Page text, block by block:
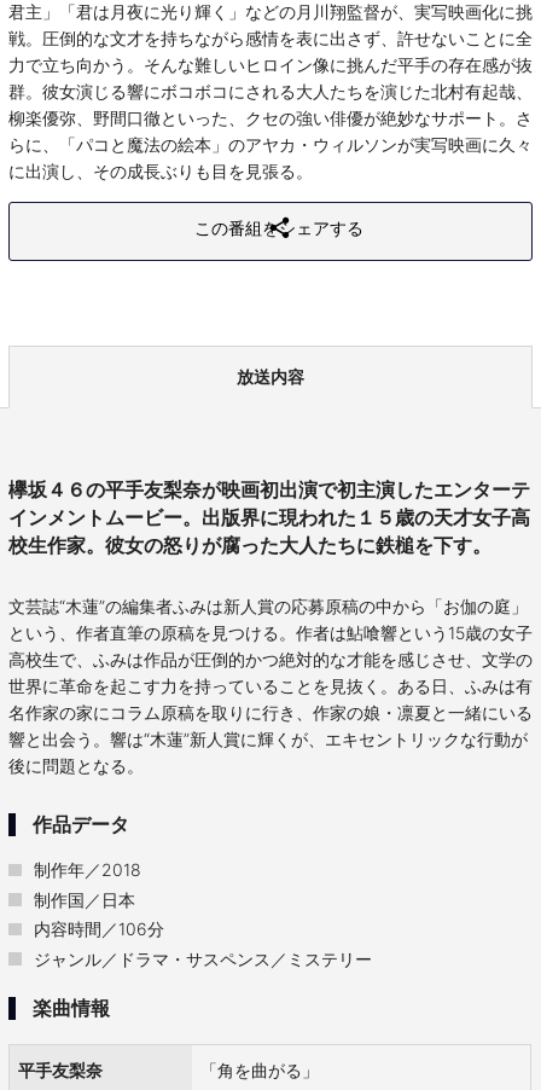
君主」「君は月夜に光り輝く」などの月川翔監督が、実写映画化に挑
戦。圧倒的な文才を持ちながら感情を表に出さず、許せないことに全
力で立ち向かう。そんな難しいヒロイン像に挑んだ平手の存在感が抜
群。彼女演じる響にボコボコにされる大人たちを演じた北村有起哉、
柳楽優弥、野間口徹といった、クセの強い俳優が絶妙なサポート。さ
らに、「パコと魔法の絵本」のアヤカ・ウィルソンが実写映画に久々
に出演し、その成長ぶりも目を見張る。
この番組をシェアする
放送内容
欅坂４６の平手友梨奈が映画初出演で初主演したエンターテ
インメントムービー。出版界に現われた１５歳の天才女子高
校生作家。彼女の怒りが腐った大人たちに鉄槌を下す。
文芸誌“木蓮”の編集者ふみは新人賞の応募原稿の中から「お伽の庭」
という、作者直筆の原稿を見つける。作者は鮎喰響という15歳の女子
高校生で、ふみは作品が圧倒的かつ絶対的な才能を感じさせ、文学の
世界に革命を起こす力を持っていることを見抜く。ある日、ふみは有
名作家の家にコラム原稿を取りに行き、作家の娘・凛夏と一緒にいる
響と出会う。響は“木蓮”新人賞に輝くが、エキセントリックな行動が
後に問題となる。
作品データ
制作年／2018
制作国／日本
内容時間／106分
ジャンル／ドラマ・サスペンス／ミステリー
楽曲情報
平手友梨奈 「角を曲がる」